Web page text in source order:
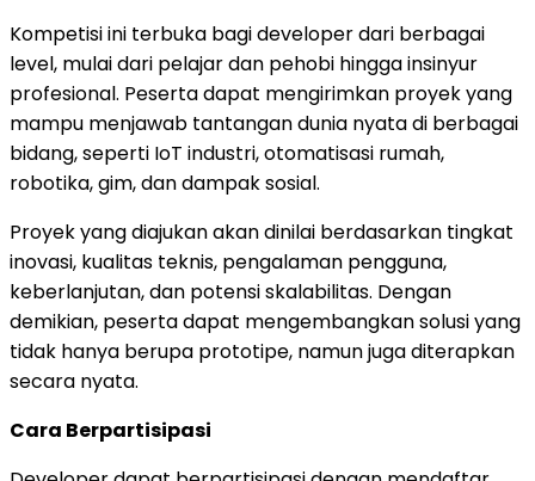
Kompetisi ini terbuka bagi developer dari berbagai
level, mulai dari pelajar dan pehobi hingga insinyur
profesional. Peserta dapat mengirimkan proyek yang
mampu menjawab tantangan dunia nyata di berbagai
bidang, seperti IoT industri, otomatisasi rumah,
robotika, gim, dan dampak sosial.
Proyek yang diajukan akan dinilai berdasarkan tingkat
inovasi, kualitas teknis, pengalaman pengguna,
keberlanjutan, dan potensi skalabilitas. Dengan
demikian, peserta dapat mengembangkan solusi yang
tidak hanya berupa prototipe, namun juga diterapkan
secara nyata.
Cara Berpartisipasi